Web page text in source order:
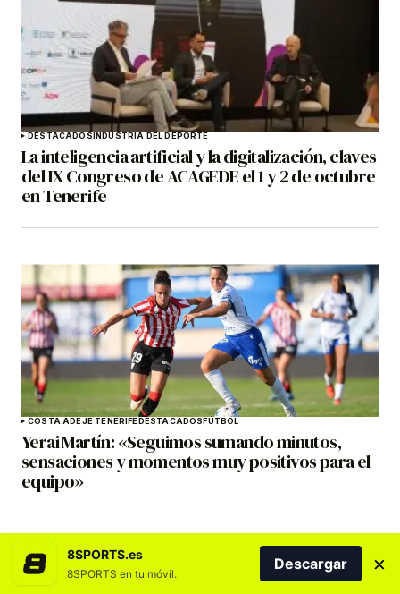
DESTACADOS INDUSTRIA DEL DEPORTE
La inteligencia artificial y la digitalización, claves
del IX Congreso de ACAGEDE el 1 y 2 de octubre
en Tenerife
COSTA ADEJE TENERIFE DESTACADOS FÚTBOL
Yerai Martín: «Seguimos sumando minutos,
sensaciones y momentos muy positivos para el
equipo»
8SPORTS.es
8SPORTS en tu móvil.
Descargar ×